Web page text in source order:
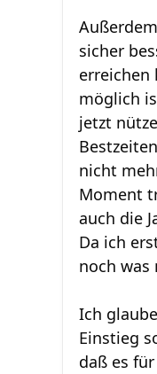
sicher
erreichen
möglich
jetzt
nicht
Moment
auch die
Da ich
noch was
Ich
Einstieg
daß es